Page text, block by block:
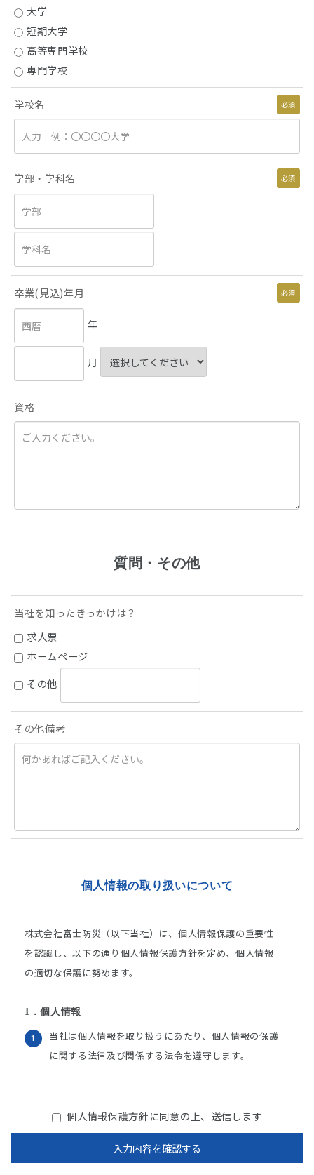
大学
短期大学
高等専門学校
専門学校
学校名 必須
学部・学科名 必須
卒業(見込)年月 必須
年
月
資格
質問・その他
当社を知ったきっかけは？
求人票
ホームページ
その他
その他備考
個人情報の取り扱いについて
株式会社富士防災（以下当社）は、個人情報保護の重要性
を認識し、以下の通り個人情報保護方針を定め、個人情報
の適切な保護に努めます。
1．個人情報
当社は個人情報を取り扱うにあたり、個人情報の保護
に関する法律及び関係する法令を遵守します。
的で、業務の遂行上必要な限りにおいて利用します。
個人情報を共同利用、または個人情報の取り扱いを外
個人情報保護方針に同意の上、送信します
入力内容を確認する